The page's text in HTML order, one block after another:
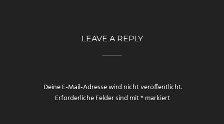
LEAVE A REPLY
Deine E-Mail-Adresse wird nicht veröffentlicht.
Erforderliche Felder sind mit*markiert